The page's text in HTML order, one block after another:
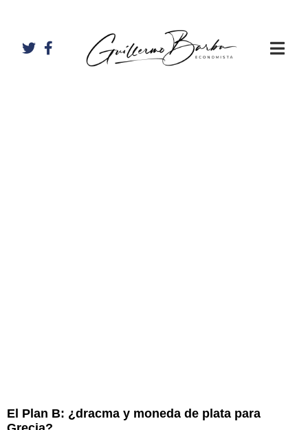
El Plan B: ¿dracma y moneda de plata para